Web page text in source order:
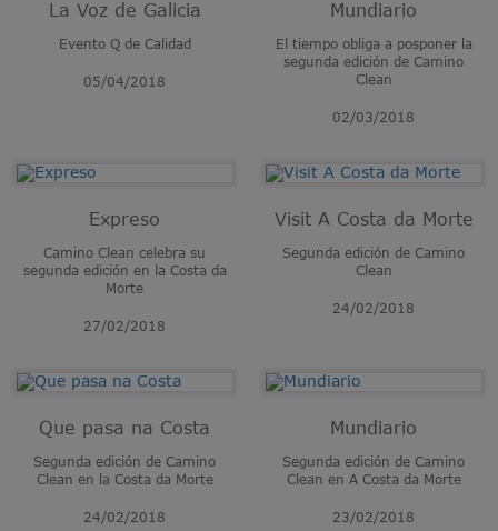
La Voz de Galicia
Evento Q de Calidad
05/04/2018
Mundiario
El tiempo obliga a posponer la
segunda edición de Camino
Clean
02/03/2018
Expreso
Camino Clean celebra su
segunda edición en la Costa da
Morte
27/02/2018
Visit A Costa da Morte
Segunda edición de Camino
Clean
24/02/2018
Que pasa na Costa
Segunda edición de Camino
Clean en la Costa da Morte
24/02/2018
Mundiario
Segunda edición de Camino
Clean en A Costa da Morte
23/02/2018